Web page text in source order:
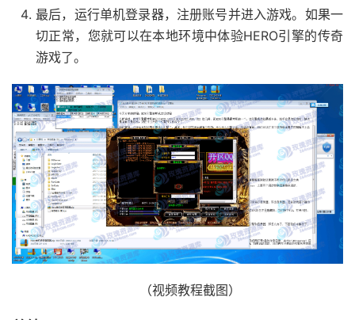
最后，运行单机登录器，注册账号并进入游戏。如果一
切正常，您就可以在本地环境中体验HERO引擎的传奇
游戏了。
（视频教程截图）